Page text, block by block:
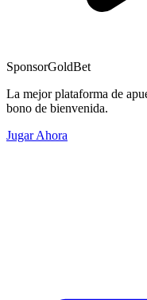
SponsorGoldBet
La mejor plataforma de
bono de bienvenida.
Jugar Ahora